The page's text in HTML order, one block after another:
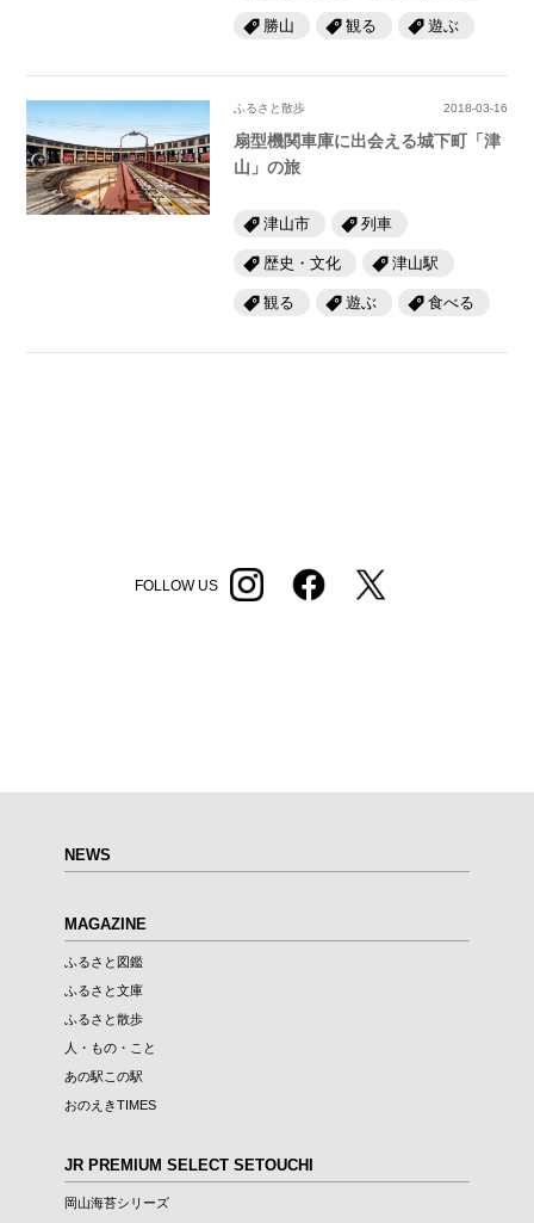
勝山 観る 遊ぶ
ふるさと散歩 2018-03-16
扇型機関車庫に出会える城下町「津
山」の旅
津山市 列車
歴史・文化 津山駅
観る 遊ぶ 食べる
FOLLOW US
NEWS
MAGAZINE
ふるさと図鑑
ふるさと文庫
ふるさと散歩
人・もの・こと
あの駅この駅
おのえきTIMES
JR PREMIUM SELECT SETOUCHI
岡山海苔シリーズ